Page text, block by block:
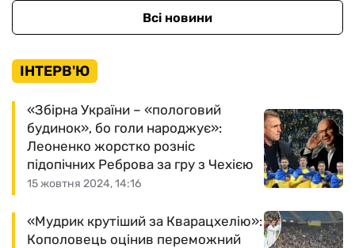
Всі новини
ІНТЕРВ'Ю
15 жовтня 2024, 14:16
«Збірна України – «пологовий
будинок», бо голи народжує»:
Леоненко жорстко розніс
підопічних Реброва за гру з Чехією
«Мудрик крутіший за Кварацхелію»:
Кополовець оцінив переможний